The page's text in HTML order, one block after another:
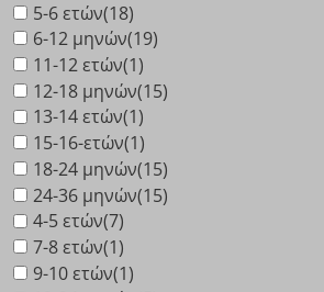
5-6 ετών(18)
6-12 μηνών(19)
11-12 ετών(1)
12-18 μηνών(15)
13-14 ετών(1)
15-16-ετών(1)
18-24 μηνών(15)
24-36 μηνών(15)
4-5 ετών(7)
7-8 ετών(1)
9-10 ετών(1)